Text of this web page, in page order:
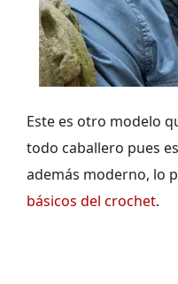
Este es otro modelo
todo caballero pues
además moderno, lo
básicos del crochet.